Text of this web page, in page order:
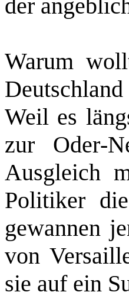
der
Warum
Weil es
zur
Ausgleich
Politiker
gewannen
von
sie auf ein